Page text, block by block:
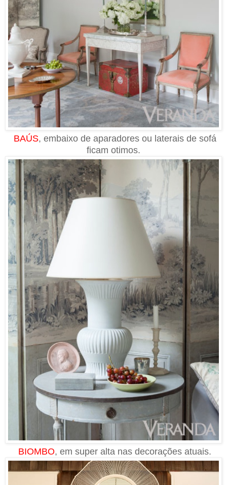
BAÚS, embaixo de aparadores ou laterais de sofá
ficam otimos.
BIOMBO, em super alta nas decorações atuais.